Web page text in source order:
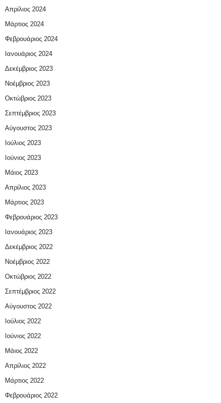
Απρίλιος 2024
Μάρτιος 2024
Φεβρουάριος 2024
Ιανουάριος 2024
Δεκέμβριος 2023
Νοέμβριος 2023
Οκτώβριος 2023
Σεπτέμβριος 2023
Αύγουστος 2023
Ιούλιος 2023
Ιούνιος 2023
Μάιος 2023
Απρίλιος 2023
Μάρτιος 2023
Φεβρουάριος 2023
Ιανουάριος 2023
Δεκέμβριος 2022
Νοέμβριος 2022
Οκτώβριος 2022
Σεπτέμβριος 2022
Αύγουστος 2022
Ιούλιος 2022
Ιούνιος 2022
Μάιος 2022
Απρίλιος 2022
Μάρτιος 2022
Φεβρουάριος 2022